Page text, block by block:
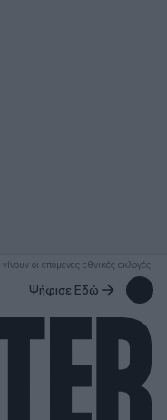
οι επόμενες εθνικές εκλογές;
Ψήφισε Εδώ